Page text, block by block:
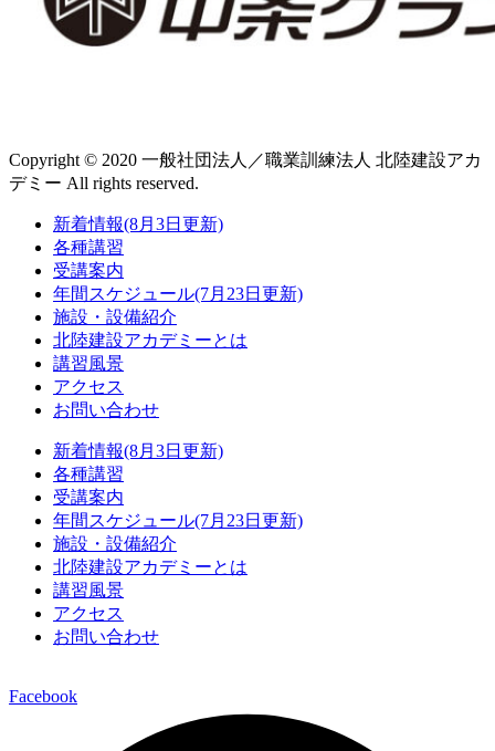
Copyright © 2020 一般社団法人／職業訓練法人 北陸建設アカ
デミー All rights reserved.
新着情報(8月3日更新)
各種講習
受講案内
年間スケジュール(7月23日更新)
施設・設備紹介
北陸建設アカデミーとは
講習風景
アクセス
お問い合わせ
新着情報(8月3日更新)
各種講習
受講案内
年間スケジュール(7月23日更新)
施設・設備紹介
北陸建設アカデミーとは
講習風景
アクセス
お問い合わせ
Facebook